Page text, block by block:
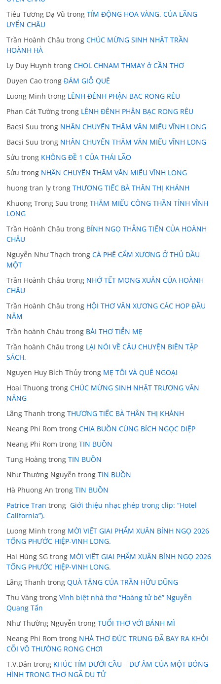
Tiêu Tương Dạ Vũ trongTÍM ĐỘNG HOA VÀNG. CỦA LÃNG
UYỂN CHÂU
Trần Hoành Châu trongCHÚC MỪNG SINH NHẬT TRẦN
HOÀNH HÀ
Ly Duy Huynh trongCHOL CHNAM THMAY ở CẦN THƠ
Duyen Cao trongĐÁM GIỖ QUÊ
Luong Minh trong LÊNH ĐÊNH PHẬN BẠC RONG RÊU
Phan Cát Tường trong LÊNH ĐÊNH PHẬN BẠC RONG RÊU
Bacsi Suu trong NHÂN CHUYẾN THĂM VĂN MIẾU VĨNH LONG
Bacsi Suu trong NHÂN CHUYẾN THĂM VĂN MIẾU VĨNH LONG
Sửu trong KHÔNG ĐỀ 1 CỦA THÁI LÃO
Sửu trong NHÂN CHUYẾN THĂM VĂN MIẾU VĨNH LONG
huong tran ly trongTHƯƠNG TIẾC BÀ THÂN THỊ KHÁNH
Khuong Trong Suu trongTHĂM MIẾU CÔNG THẦN TỈNH VĨNH
LONG
Trần Hoành Châu trong BÍNH NGỌ THẲNG TIẾN CỦA HOÀNH
CHÂU
Nguyễn Như Thạch trongCÀ PHÊ CẨM XƯƠNG Ở THỦ DẦU
MỘT
Trần Hoành Châu trong NHỚ TẾT MONG XUÂN CỦA HOÀNH
CHÂU
Trần Hoành Châu trong HỘI THƠ VĂN XƯƠNG CÁC HOP ĐẦU
NĂM
Trần hoành Cháu trong BÀI THƠ TIỄN MẸ
Trần hoành Châu trong LẠI NÓI VỀ CÂU CHUYỆN BIÊN TẬP
SÁCH.
Nguyen Huy Bích Thủy trong MẸ TÔI VÀ QUÊ NGOẠI
Hoai Thuong trongCHÚC MỪNG SINH NHẬT TRƯƠNG VĂN
NĂNG
Lãng Thanh trongTHƯƠNG TIẾC BÀ THÂN THỊ KHÁNH
Neang Phi Rom trongCHIA BUỒN CÙNG BÍCH NGỌC DIỆP
Neang Phi Rom trongTIN BUỒN
Tung Hoàng trongTIN BUỒN
Như Thường Nguyễn trongTIN BUỒN
Hà Phuong An trongTIN BUỒN
Patrice Tran trong Giới thiệu nhạc ghép trong clip: “Hotel
California”).
Luong Minh trong MỜI VIẾT GIAI PHẨM XUÂN BÍNH NGỌ 2026
TỐNG PHƯỚC HIỆP-VINH LONG.
Hai Hùng SG trong MỜI VIẾT GIAI PHẨM XUÂN BÍNH NGỌ 2026
TỐNG PHƯỚC HIỆP-VINH LONG.
Lãng Thanh trongQUÀ TẶNG CỦA TRẦN HỮU DŨNG
Thu Vàng trongVĩnh biệt nhà thơ “Hoàng tử bé” Nguyễn
Quang Tấn
Như Thường Nguyễn trongTUỔI THƠ VỚI BÁNH MÌ
Neang Phi Rom trong NHÀ THƠ ĐỨC TRUNG ĐÃ BAY RA KHỎI
CÕI VÔ THƯỜNG RONG CHƠI
T.V.Dân trong KHÚC TÍM DƯỚI CẦU – DƯ ÂM CỦA MỘT BÓNG
HÌNH TRONG THƠ NGÃ DU TỬ